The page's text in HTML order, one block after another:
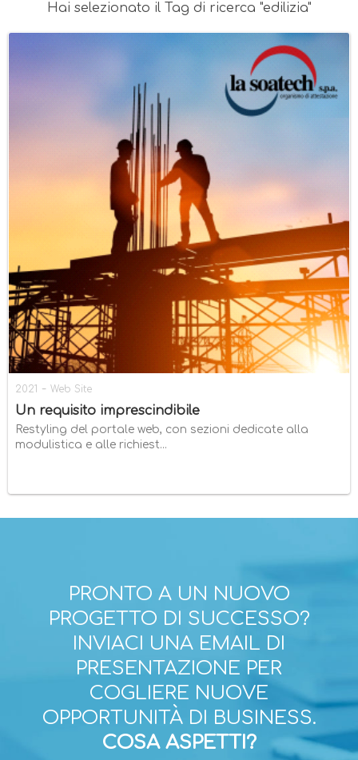
Hai selezionato il Tag di ricerca "edilizia"
2021 - Web Site
Un requisito imprescindibile
Restyling del portale web, con sezioni dedicate alla
modulistica e alle richiest...
PRONTO A UN NUOVO
PROGETTO DI SUCCESSO?
INVIACI UNA EMAIL DI
PRESENTAZIONE PER
COGLIERE NUOVE
OPPORTUNITÀ DI BUSINESS.
COSA ASPETTI?